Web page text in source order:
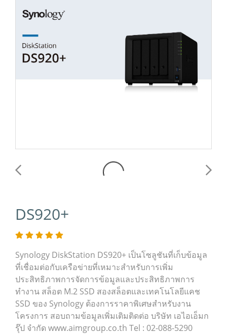
DS920+
Synology DiskStation DS920+ เป็นโซลูชันที่เก็บข้อมูล
ที่เชื่อมต่อกับเครือข่ายที่เหมาะสำหรับการเพิ่ม
ประสิทธิภาพการจัดการข้อมูลและประสิทธิภาพการ
ทำงาน สล็อต M.2 SSD สองสล็อตและเทคโนโลยีแคช
SSD ของ Synology ต้องการราคาพิเศษสำหรับงาน
โครงการ สอบถามข้อมูลเพิ่มเติมติดต่อ บริษัท เอไอเอ็มก
รุ๊ป จำกัด www.aimgroup.co.th Tel : 02-088-5290